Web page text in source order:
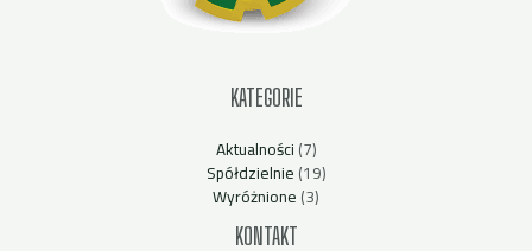
KATEGORIE
Aktualności(7)
Spółdzielnie(19)
Wyróżnione(3)
KONTAKT